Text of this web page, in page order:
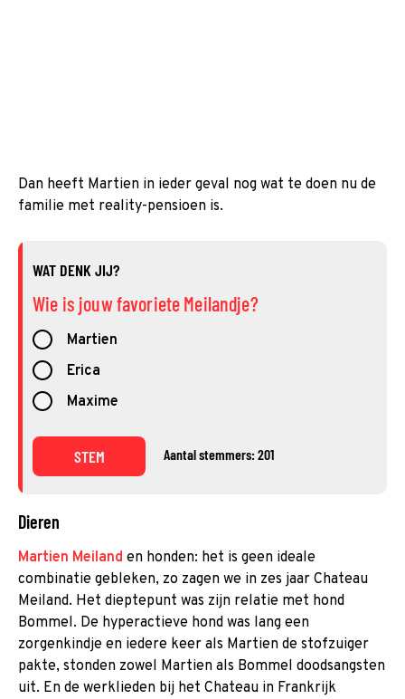
Dan heeft Martien in ieder geval nog wat te doen nu de
familie met reality-pensioen is.
WAT DENK JIJ?
Wie is jouw favoriete Meilandje?
Martien
Erica
Maxime
STEM Aantal stemmers: 201
Dieren
Martien Meiland en honden: het is geen ideale
combinatie gebleken, zo zagen we in zes jaar Chateau
Meiland. Het dieptepunt was zijn relatie met hond
Bommel. De hyperactieve hond was lang een
zorgenkindje en iedere keer als Martien de stofzuiger
pakte, stonden zowel Martien als Bommel doodsangsten
uit. En de werklieden bij het Chateau in Frankrijk